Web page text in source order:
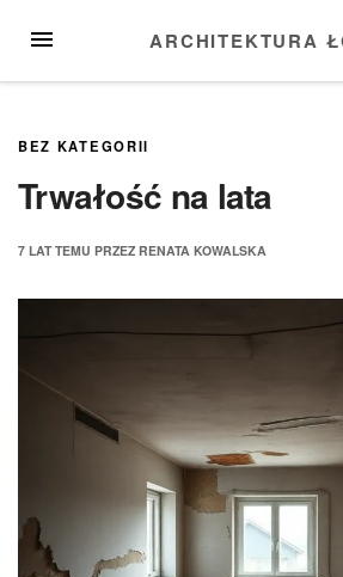
MENU ARCHITEKTURA
BEZ KATEGORII
Trwałość na lata
7 LATTEMU PRZEZ RENATA KOWALSKA